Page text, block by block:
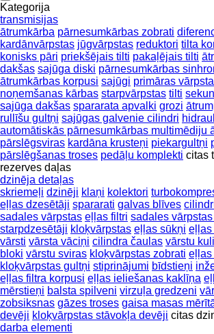
Kategorija
transmisijas
ātrumkārba pārnesumkārbas zobrati
kardānvārpstas jūgvārpstas reduktori tilta
konisks pāri priekšējais tilti pakaļējais tilti
dakšas sajūga diski pārnesumkārbas
ātrumkārbas korpusi sajūgi primāras
noņemšanas kārbas starpvārpstas tilti
sajūga dakšas spararata apvalki grozi
rullīšu gultņi sajūgas galvenie cilindri
automātiskās pārnesumkārbas multimēdiju
pārslēgsviras kardāna krusteņi piekargultņi
pārslēgšanas troses pedāļu komplekti citas
rezerves daļas
dzinēja detaļas
skriemeļi dzinēji klaņi kolektori
eļļas dzesētāji spararati galvas blīves
sadales vārpstas eļļas filtri sadales
starpdzesētāji kloķvārpstas eļļas sūkņi eļļas
vārsti vārsta vāciņi cilindra čaulas vārstu
bloki vārstu sviras kloķvārpstas zobrati eļļas
kloķvārpstas gultņi stiprinājumi bīdstieņi
eļļas filtra korpusi eļļas ieliešanas kaklīņa
mērstieņi balsta spilveni virzuļa gredzeni
zobsiksnas gāzes troses gaisa masas
devēji kloķvārpstas stāvokļa devēji citas
darba elementi